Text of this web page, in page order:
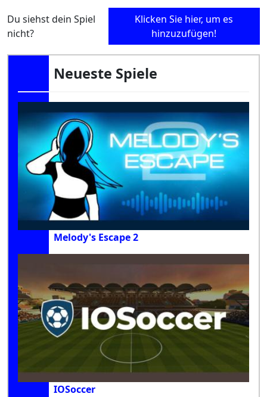
Du siehst dein Spiel
nicht?
Klicken Sie hier, um es
hinzuzufügen!
Neueste Spiele
Melody's Escape 2
IOSoccer